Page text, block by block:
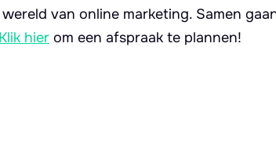
van online marketing. Samen
Klik hier om een afspraak te plannen!